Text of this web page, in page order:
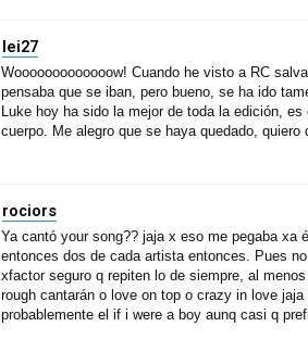
lei27
Wooooooooooooow! Cuando he visto a RC
pensaba que se iban, pero bueno, se ha ido
Luke hoy ha sido la mejor de toda la edición,
cuerpo. Me alegro que se haya quedado,
rociors
Ya cantó your song?? jaja x eso me pegaba xa
entonces dos de cada artista entonces. Pues
xfactor seguro q repiten lo de siempre, al
rough cantarán o love on top o crazy in love
probablemente el if i were a boy aunq casi q